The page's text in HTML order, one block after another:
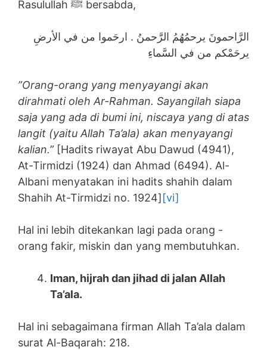
Rasulullah ﷺ bersabda,
الرَّاحمونَ يرحمُهُمُ الرَّحمنُ . ارحَموا من في الأرضِ
يرحَمْكم من في السَّماءِ
”Orang-orang yang menyayangi akan
dirahmati oleh Ar-Rahman. Sayangilah siapa
saja yang ada di bumi ini, niscaya yang di atas
langit (yaitu Allah Ta’ala) akan menyayangi
kalian.”[Hadits riwayat Abu Dawud (4941),
At-Tirmidzi (1924) dan Ahmad (6494). Al-
Albani menyatakan ini hadits shahih dalam
Shahih At-Tirmidzi no. 1924] [vi]
Hal ini lebih ditekankan lagi pada orang -
orang fakir, miskin dan yang membutuhkan.
Iman, hijrah dan jihad di jalan Allah
Ta’ala.
Hal ini sebagaimana firman Allah Ta’ala dalam
surat Al-Baqarah: 218.